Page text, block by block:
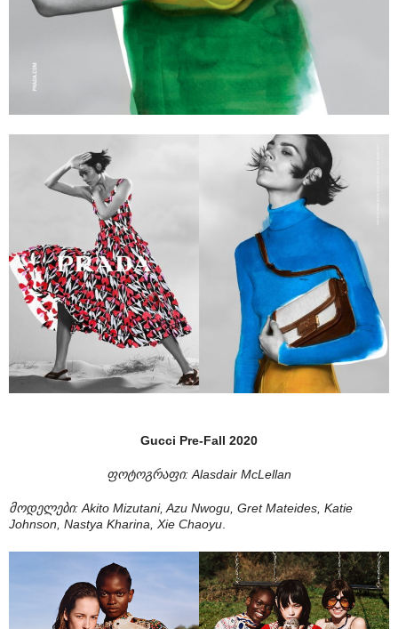
Gucci Pre-Fall 2020
ფოტოგრაფი: Alasdair McLellan
მოდელები: Akito Mizutani, Azu Nwogu, Gret Mateides, Katie
Johnson, Nastya Kharina, Xie Chaoyu